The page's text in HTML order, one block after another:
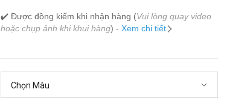
✔️ Được đồng kiểm khi nhận hàng (Vui lòng quay video
hoặc chụp ảnh khi khui hàng) - Xem chi tiết